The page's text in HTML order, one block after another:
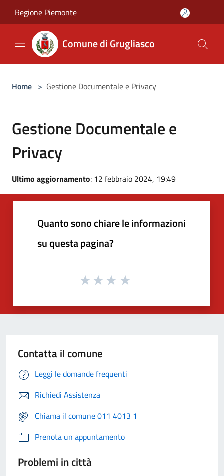
Regione Piemonte
Comune di Grugliasco
Home > Gestione Documentale e Privacy
Gestione Documentale e
Privacy
Ultimo aggiornamento: 12 febbraio 2024, 19:49
Quanto sono chiare le informazioni
su questa pagina?
Contatta il comune
Leggi le domande frequenti
Richiedi Assistenza
Chiama il comune 011 4013 1
Prenota un appuntamento
Problemi in città